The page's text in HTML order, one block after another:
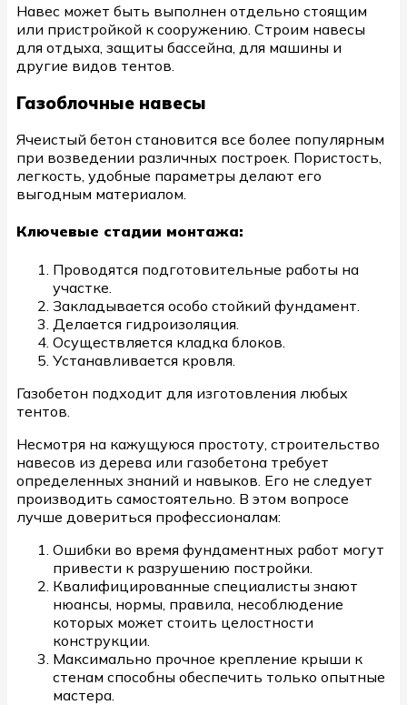
Навес может быть выполнен отдельно стоящим
или пристройкой к сооружению. Строим навесы
для отдыха, защиты бассейна, для машины и
другие видов тентов.
Газоблочные навесы
Ячеистый бетон становится все более популярным
при возведении различных построек. Пористость,
легкость, удобные параметры делают его
выгодным материалом.
Ключевые стадии монтажа:
Проводятся подготовительные работы на
участке.
Закладывается особо стойкий фундамент.
Делается гидроизоляция.
Осуществляется кладка блоков.
Устанавливается кровля.
Газобетон подходит для изготовления любых
тентов.
Несмотря на кажущуюся простоту, строительство
навесов из дерева или газобетона требует
определенных знаний и навыков. Его не следует
производить самостоятельно. В этом вопросе
лучше довериться профессионалам:
Ошибки во время фундаментных работ могут
привести к разрушению постройки.
Квалифицированные специалисты знают
нюансы, нормы, правила, несоблюдение
которых может стоить целостности
конструкции.
Максимально прочное крепление крыши к
стенам способны обеспечить только опытные
мастера.